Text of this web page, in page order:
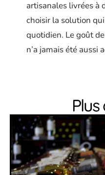
artisanales livrées à
choisir la solution
quotidien. Le goût
n’a jamais été aussi
Plus